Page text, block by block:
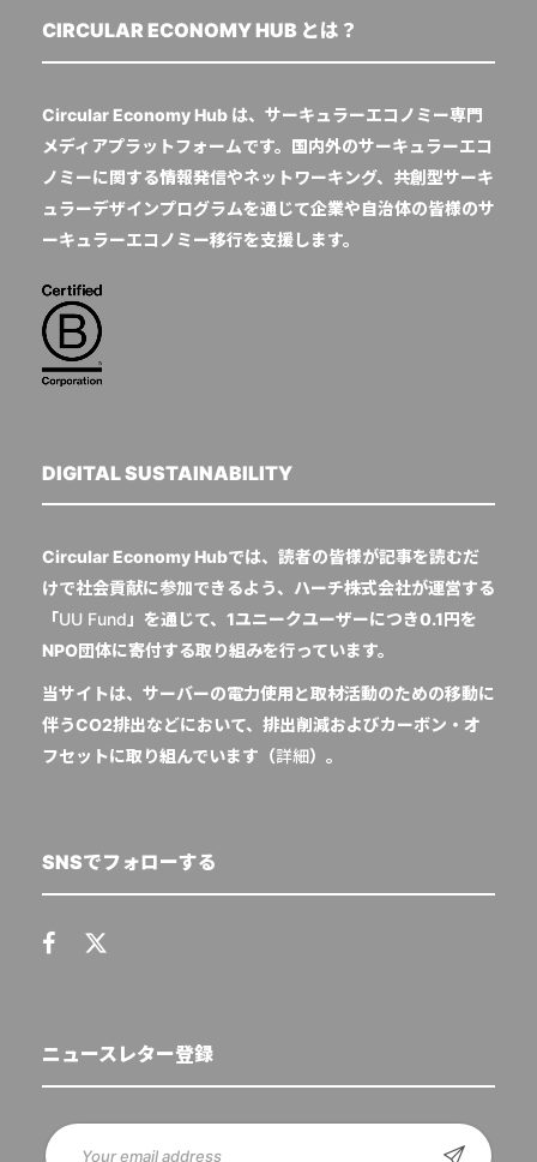
CIRCULAR ECONOMY HUB とは？
Circular Economy Hub は、サーキュラーエコノミー専門
メディアプラットフォームです。国内外のサーキュラーエコ
ノミーに関する情報発信やネットワーキング、共創型サーキ
ュラーデザインプログラムを通じて企業や自治体の皆様のサ
ーキュラーエコノミー移行を支援します。
DIGITAL SUSTAINABILITY
Circular Economy Hubでは、読者の皆様が記事を読むだ
けで社会貢献に参加できるよう、ハーチ株式会社が運営する
「UU Fund 」を通じて、1ユニークユーザーにつき0.1円を
NPO団体に寄付する取り組みを行っています。
当サイトは、サーバーの電力使用と取材活動のための移動に
伴うCO2排出などにおいて、排出削減およびカーボン・オ
フセットに取り組んでいます（詳細）。
SNSでフォローする
ニュースレター登録